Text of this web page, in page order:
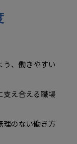
う、働きやすい
支え合える職場
理のない働き方